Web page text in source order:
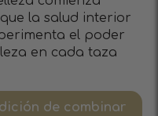
la salud interior
el poder
en cada taza
de combinar